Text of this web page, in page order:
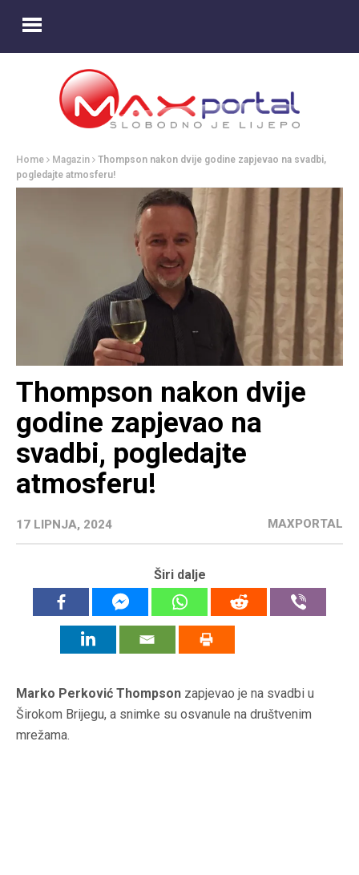
Home Magazin
Thompson nakon dvije godine zapjevao na svadbi,
pogledajte atmosferu!
Thompson nakon dvije
godine zapjevao na
svadbi, pogledajte
atmosferu!
17 LIPNJA, 2024 MAXPORTAL
Širi dalje
Marko Perković Thompson zapjevao je na svadbi u
Širokom Brijegu, a snimke su osvanule na društvenim
mrežama.